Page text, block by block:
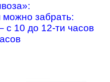
забрать:
с 10 до 12-ти часов